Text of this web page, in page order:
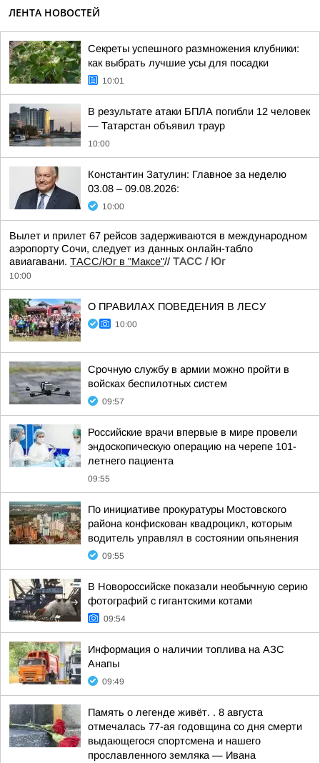
ЛЕНТА НОВОСТЕЙ
Секреты успешного размножения клубники:
как выбрать лучшие усы для посадки
10:01
В результате атаки БПЛА погибли 12 человек
— Татарстан объявил траур
10:00
Константин Затулин: Главное за неделю
03.08 – 09.08.2026:
10:00
Вылет и прилет 67 рейсов задерживаются в международном
аэропорту Сочи, следует из данных онлайн-табло
авиагавани. ТАСС/Юг в "Максе"// ТАСС / Юг
10:00
О ПРАВИЛАХ ПОВЕДЕНИЯ В ЛЕСУ
10:00
Срочную службу в армии можно пройти в
войсках беспилотных систем
09:57
Российские врачи впервые в мире провели
эндоскопическую операцию на черепе 101-
летнего пациента
09:55
По инициативе прокуратуры Мостовского
района конфискован квадроцикл, которым
водитель управлял в состоянии опьянения
09:55
В Новороссийске показали необычную серию
фотографий с гигантскими котами
09:54
Информация о наличии топлива на АЗС
Анапы
09:49
Память о легенде живёт. . 8 августа
отмечалась 77-ая годовщина со дня смерти
выдающегося спортсмена и нашего
прославленного земляка — Ивана